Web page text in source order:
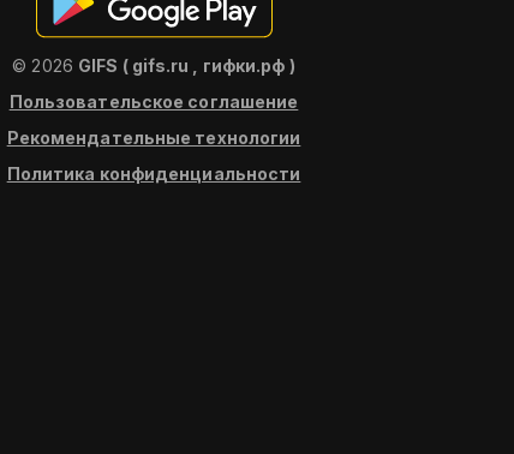
© 2026 GIFS ( gifs.ru , гифки.рф )
Пользовательское соглашение
Рекомендательные технологии
Политика конфиденциальности